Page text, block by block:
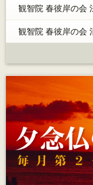
観智院 春彼岸の会
観智院 春彼岸の会